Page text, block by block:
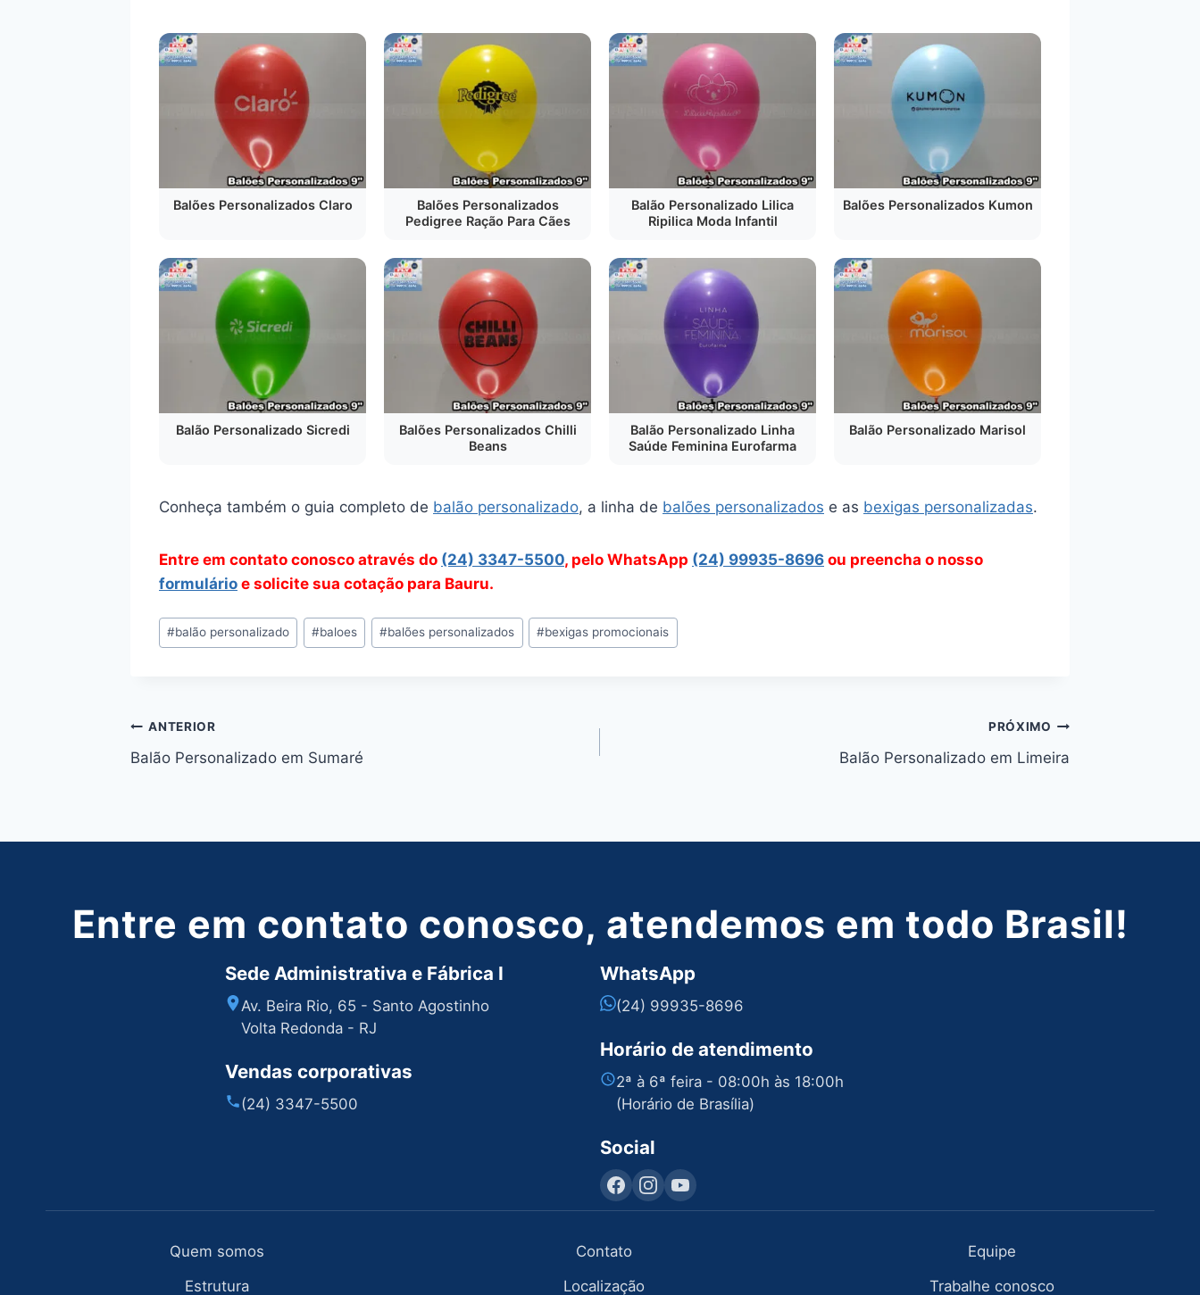
Balões Personalizados Claro
Balões Personalizados
Pedigree Ração Para Cães
Balão Personalizado Lilica
Ripilica Moda Infantil
Balões Personalizados Kumon
Balão Personalizado Sicredi
Balões Personalizados Chilli
Beans
Balão Personalizado Linha
Saúde Feminina Eurofarma
Balão Personalizado Marisol
Conheça também o guia completo de balão personalizado, a linha de balões personalizados e as bexigas personalizadas.
Entre em contato conosco através do (24) 3347-5500, pelo WhatsApp (24) 99935-8696 ou preencha o nosso
formulário e solicite sua cotação para Bauru.
Tags
do
#balão personalizado #baloes #balões personalizados #bexigas promocionais
Navegação
de
ANTERIOR
Balão Personalizado em Sumaré
PRÓXIMO
Balão Personalizado em Limeira
Entre em contato conosco, atendemos em todo Brasil!
Sede Administrativa e Fábrica I
Av. Beira Rio, 65 - Santo Agostinho
Volta Redonda - RJ
Vendas corporativas
(24) 3347-5500
WhatsApp
(24) 99935-8696
Horário de atendimento
2ª à 6ª feira - 08:00h às 18:00h
(Horário de Brasília)
Social
Quem somos
Estrutura
Contato
Localização
Equipe
Trabalhe conosco